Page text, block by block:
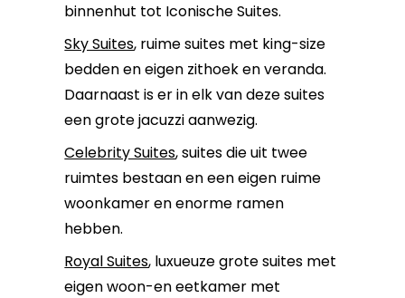
binnenhut tot Iconische Suites.
Sky Suites, ruime suites met king-size
bedden en eigen zithoek en veranda.
Daarnaast is er in elk van deze suites
een grote jacuzzi aanwezig.
Celebrity Suites, suites die uit twee
ruimtes bestaan en een eigen ruime
woonkamer en enorme ramen
hebben.
Royal Suites, luxueuze grote suites met
eigen woon-en eetkamer met